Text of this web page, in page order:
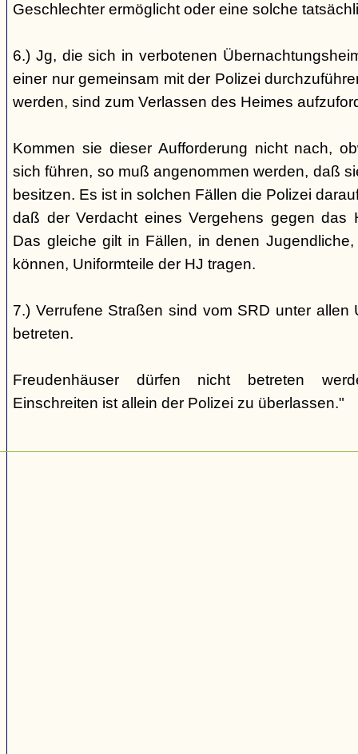
Geschlechter ermöglicht oder eine solche
6.) Jg, die sich in verbotenen
einer nur gemeinsam mit der Polizei
werden, sind zum Verlassen des Heimes
Kommen sie dieser Aufforderung nicht nach,
sich führen, so muß angenommen werden, daß
besitzen. Es ist in solchen Fällen die Polizei
daß der Verdacht eines Vergehens gegen das
Das gleiche gilt in Fällen, in denen
können, Uniformteile der HJ tragen.
7.) Verrufene Straßen sind vom SRD unter allen
betreten.
Freudenhäuser dürfen nicht betreten
Einschreiten ist allein der Polizei zu überlassen."